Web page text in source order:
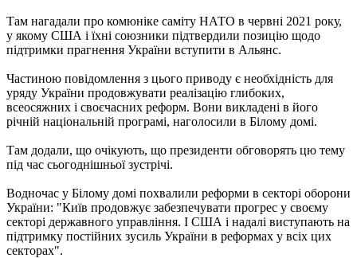
Там нагадали про комюніке саміту НАТО в червні 2021 року,
у якому США і їхні союзники підтвердили позицію щодо
підтримки прагнення України вступити в Альянс.
Частиною повідомлення з цього приводу є необхідність для
уряду України продовжувати реалізацію глибоких,
всеосяжних і своєчасних реформ. Вони викладені в його
річній національній програмі, наголосили в Білому домі.
Там додали, що очікують, що президенти обговорять цю тему
під час сьогоднішньої зустрічі.
Водночас у Білому домі похвалили реформи в секторі оборони
України: "Київ продовжує забезпечувати прогрес у своєму
секторі державного управління. І США і надалі виступають на
підтримку постійних зусиль України в реформах у всіх цих
секторах".